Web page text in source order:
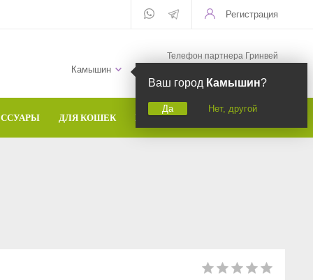
Регистрация
Камышин
Ваш город Камышин?
Да Нет, другой
Телефон партнера Гринвей
ДЛЯ КОШЕК БРЕНДЫ